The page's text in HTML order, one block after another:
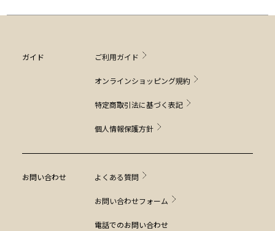
ガイド ご利用ガイド
オンラインショッピング規約
特定商取引法に基づく表記
個人情報保護方針
お問い合わせ よくある質問
お問い合わせフォーム
電話でのお問い合わせ